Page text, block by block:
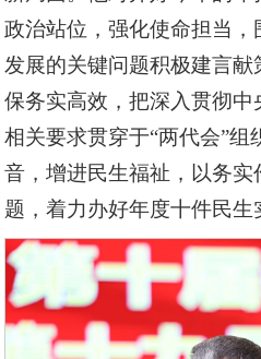
政治站位，强化使命担当
发展的关键问题积极建言
保务实高效，把深入贯彻
相关要求贯穿于“两代会”
音，增进民生福祉，以务实
题，着力办好年度十件民生